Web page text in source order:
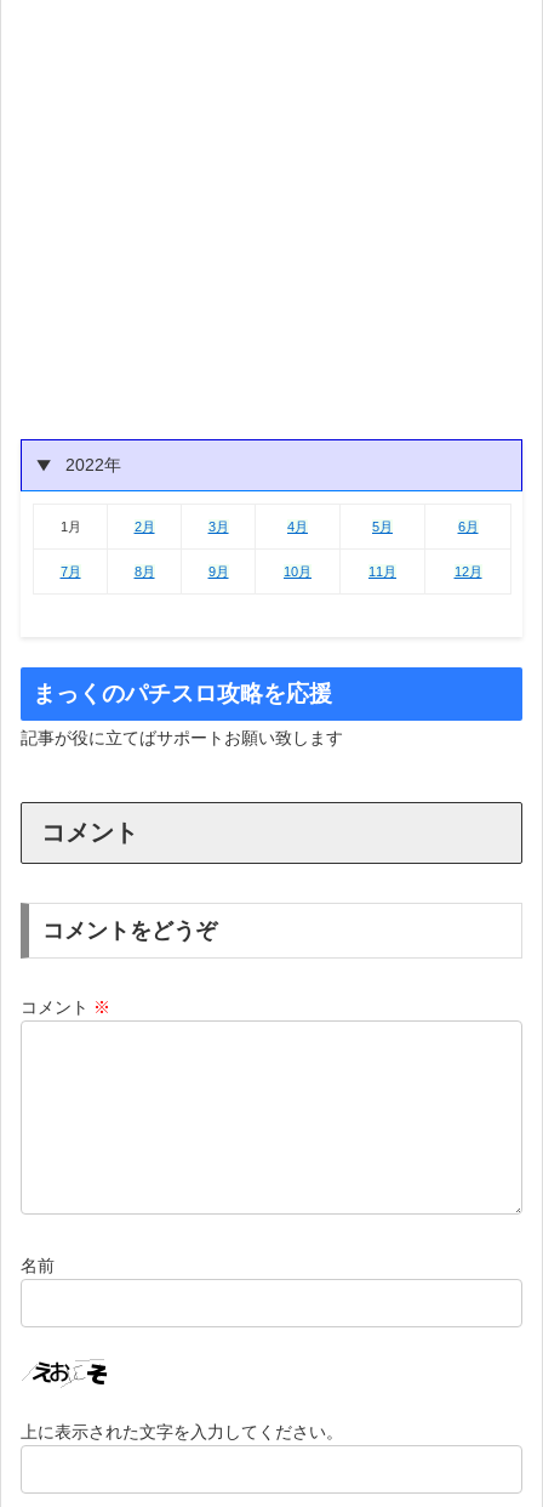
2022年
1月 2月 3月 4月 5月 6月
7月 8月 9月 10月 11月 12月
まっくのパチスロ攻略を応援
記事が役に立てばサポートお願い致します
コメント
コメントをどうぞ
コメント ※
名前
上に表示された文字を入力してください。